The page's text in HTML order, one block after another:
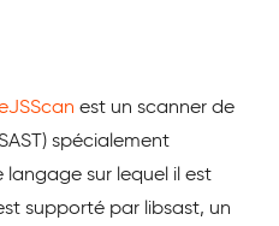
est un scanner de
spécialement
sur lequel il est
supporté par libsast, un